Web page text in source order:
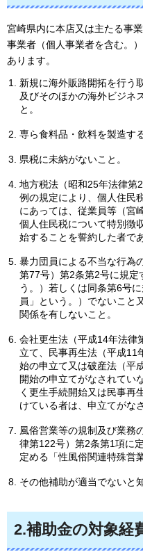
宮崎県内に本店又は主たる事
事業者（個人事業者を含む。
あります。
新規に海外販路開拓を行う
及びそのほかの海外ビジネ
と。
専ら食料品・飲料を製造す
県税に未納がないこと。
地方税法（昭和25年法律第
例の規定により、個人住民
にあっては、従業員等（宮
個人住民税について特別徴
始することを誓約した者で
暴力団員による不当な行為
第77号）第2条第2号に規
う。）若しくは同条第6号
員」という。）でないこと
関係を有しないこと。
会社更生法（平成14年法律
立て、民事再生法（平成11
始の申立て又は破産法（平
開始の申立てがなされてい
く更生手続開始又は民事再
けている者は、申立てがな
風俗営業等の規制及び業務
律第122号）第2条第1項に
定める「性風俗関連特殊営
その他補助が適当でないと
2.補助金の対象経